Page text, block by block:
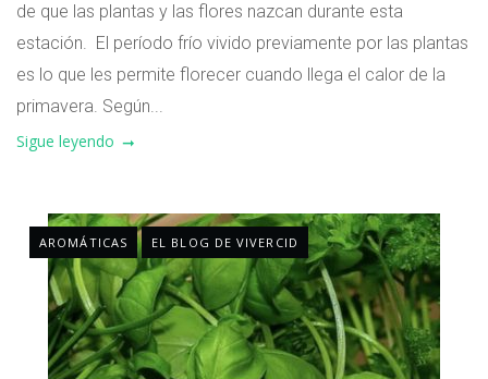
de que las plantas y las flores nazcan durante esta
estación. El período frío vivido previamente por las plantas
es lo que les permite florecer cuando llega el calor de la
primavera. Según...
Sigue leyendo
AROMÁTICAS EL BLOG DE VIVERCID